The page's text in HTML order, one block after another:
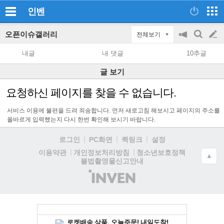
인벤
오픈이슈갤러리 전체보기
공
지
on/off
검
색
글
쓰
기
내글 내 댓글 10추글
글 보기
요청하신 페이지를 찾을 수 없습니다.
서비스 이용에 불편을 드려 죄송합니다. 먼저 새로고침 해보시고 페이지의 주소를
올바르게 입력했는지 다시 한번 확인해 보시기 바랍니다.
로그인 PC화면 퀵링크
설정
이용약관
개인정보처리방침
청소년보호정책
불법촬영물신고안내
(주)
인
▲